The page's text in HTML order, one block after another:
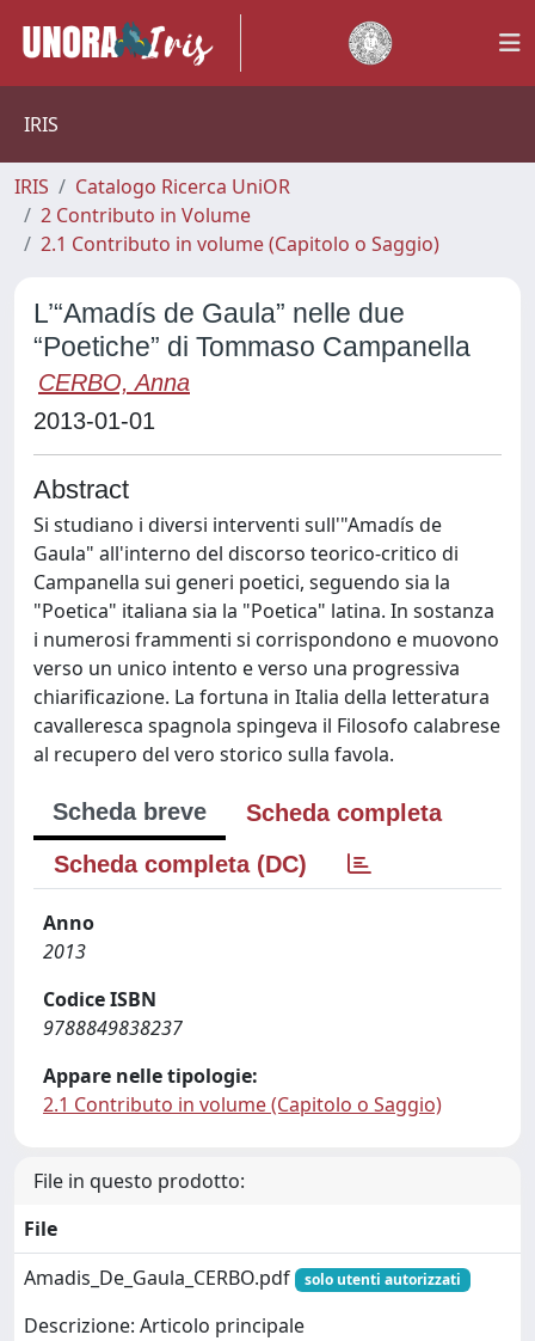
IRIS
IRIS
Catalogo Ricerca UniOR
2 Contributo in Volume
2.1 Contributo in volume (Capitolo o Saggio)
L’“Amadís de Gaula” nelle due
“Poetiche” di Tommaso Campanella
CERBO, Anna
2013-01-01
Abstract
Si studiano i diversi interventi sull'"Amadís de
Gaula" all'interno del discorso teorico-critico di
Campanella sui generi poetici, seguendo sia la
"Poetica" italiana sia la "Poetica" latina. In sostanza
i numerosi frammenti si corrispondono e muovono
verso un unico intento e verso una progressiva
chiarificazione. La fortuna in Italia della letteratura
cavalleresca spagnola spingeva il Filosofo calabrese
al recupero del vero storico sulla favola.
Scheda breve
Scheda completa
Scheda completa (DC)
Anno
2013
Codice ISBN
9788849838237
Appare nelle tipologie:
2.1 Contributo in volume (Capitolo o Saggio)
File in questo prodotto:
File
Amadis_De_Gaula_CERBO.pdf
solo utenti autorizzati
Descrizione: Articolo principale